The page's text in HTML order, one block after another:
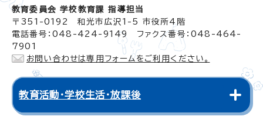
教育委員会 学校教育課 指導担当
〒351-0192 和光市広沢1-5 市役所4階
電話番号：048-424-9149 ファクス番号：048-464-
7901
お問い合わせは専用フォームをご利用ください。
教育活動・学校生活・放課後